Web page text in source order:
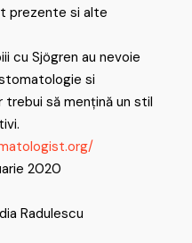
prezente si alte
cu Sjögren au nevoie
si
trebui să mențină un stil
2020
Radulescu